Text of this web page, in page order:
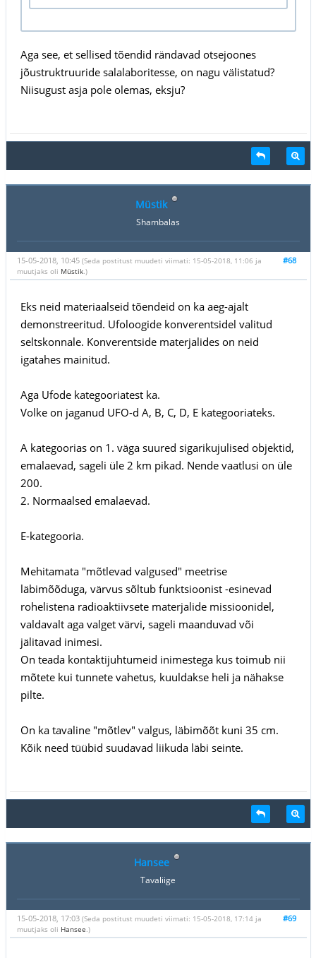
Aga see, et sellised tõendid rändavad otsejoones
jõustruktruuride salalaboritesse, on nagu välistatud?
Niisugust asja pole olemas, eksju?
Müstik
Shambalas
#68
15-05-2018, 10:45 (Seda postitust muudeti viimati: 15-05-2018, 11:06 ja
muutjaks oli Müstik.)
Eks neid materiaalseid tõendeid on ka aeg-ajalt
demonstreeritud. Ufoloogide konverentsidel valitud
seltskonnale. Konverentside materjalides on neid
igatahes mainitud.
Aga Ufode kategooriatest ka.
Volke on jaganud UFO-d A, B, C, D, E kategooriateks.
A kategoorias on 1. väga suured sigarikujulised objektid,
emalaevad, sageli üle 2 km pikad. Nende vaatlusi on üle
200.
2. Normaalsed emalaevad.
E-kategooria.
Mehitamata "mõtlevad valgused" meetrise
läbimõõduga, värvus sõltub funktsioonist -esinevad
rohelistena radioaktiivsete materjalide missioonidel,
valdavalt aga valget värvi, sageli maanduvad või
jälitavad inimesi.
On teada kontaktijuhtumeid inimestega kus toimub nii
mõtete kui tunnete vahetus, kuuldakse heli ja nähakse
pilte.
On ka tavaline "mõtlev" valgus, läbimõõt kuni 35 cm.
Kõik need tüübid suudavad liikuda läbi seinte.
Hansee
Tavaliige
#69
15-05-2018, 17:03 (Seda postitust muudeti viimati: 15-05-2018, 17:14 ja
muutjaks oli Hansee .)